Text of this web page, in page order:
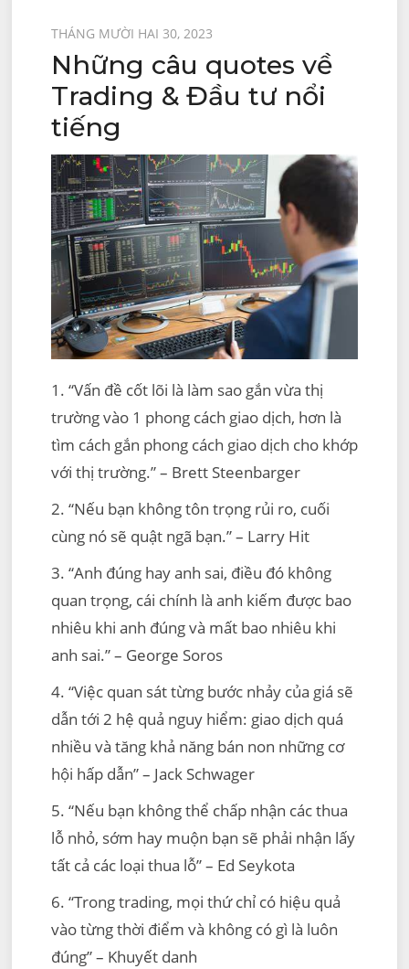
Được
đăng
trên
THÁNG MƯỜI HAI 30, 2023
Những câu quotes về
Trading & Đầu tư nổi
tiếng
1. “Vấn đề cốt lõi là làm sao gắn vừa thị
trường vào 1 phong cách giao dịch, hơn là
tìm cách gắn phong cách giao dịch cho khớp
với thị trường.” – Brett Steenbarger
2. “Nếu bạn không tôn trọng rủi ro, cuối
cùng nó sẽ quật ngã bạn.” – Larry Hit
3. “Anh đúng hay anh sai, điều đó không
quan trọng, cái chính là anh kiếm được bao
nhiêu khi anh đúng và mất bao nhiêu khi
anh sai.” – George Soros
4. “Việc quan sát từng bước nhảy của giá sẽ
dẫn tới 2 hệ quả nguy hiểm: giao dịch quá
nhiều và tăng khả năng bán non những cơ
hội hấp dẫn” – Jack Schwager
5. “Nếu bạn không thể chấp nhận các thua
lỗ nhỏ, sớm hay muộn bạn sẽ phải nhận lấy
tất cả các loại thua lỗ” – Ed Seykota
6. “Trong trading, mọi thứ chỉ có hiệu quả
vào từng thời điểm và không có gì là luôn
đúng” – Khuyết danh